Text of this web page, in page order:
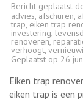
Bericht geplaatst
advies, afschuren,
trap, eiken trap
investering,
renoveren,
verhoogt,
Geplaatst op 26
Eiken trap
eiken trap is een